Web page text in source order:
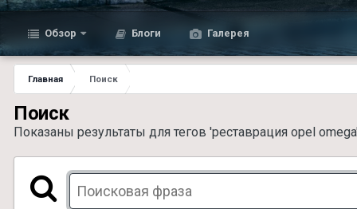
Обзор Блоги Галерея
Главная Поиск
Поиск
Показаны результаты для тегов 'реставрация opel